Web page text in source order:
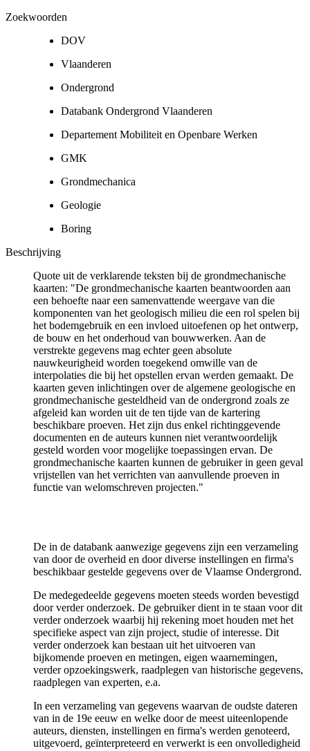
Zoekwoorden
DOV
Vlaanderen
Ondergrond
Databank Ondergrond Vlaanderen
Departement Mobiliteit en Openbare Werken
GMK
Grondmechanica
Geologie
Boring
Beschrijving
Quote uit de verklarende teksten bij de grondmechanische
kaarten: "De grondmechanische kaarten beantwoorden aan
een behoefte naar een samenvattende weergave van die
komponenten van het geologisch milieu die een rol spelen bij
het bodemgebruik en een invloed uitoefenen op het ontwerp,
de bouw en het onderhoud van bouwwerken. Aan de
verstrekte gegevens mag echter geen absolute
nauwkeurigheid worden toegekend omwille van de
interpolaties die bij het opstellen ervan werden gemaakt. De
kaarten geven inlichtingen over de algemene geologische en
grondmechanische gesteldheid van de ondergrond zoals ze
afgeleid kan worden uit de ten tijde van de kartering
beschikbare proeven. Het zijn dus enkel richtinggevende
documenten en de auteurs kunnen niet verantwoordelijk
gesteld worden voor mogelijke toepassingen ervan. De
grondmechanische kaarten kunnen de gebruiker in geen geval
vrijstellen van het verrichten van aanvullende proeven in
functie van welomschreven projecten."
De in de databank aanwezige gegevens zijn een verzameling
van door de overheid en door diverse instellingen en firma's
beschikbaar gestelde gegevens over de Vlaamse Ondergrond.
De medegedeelde gegevens moeten steeds worden bevestigd
door verder onderzoek. De gebruiker dient in te staan voor dit
verder onderzoek waarbij hij rekening moet houden met het
specifieke aspect van zijn project, studie of interesse. Dit
verder onderzoek kan bestaan uit het uitvoeren van
bijkomende proeven en metingen, eigen waarnemingen,
verder opzoekingswerk, raadplegen van historische gegevens,
raadplegen van experten, e.a.
In een verzameling van gegevens waarvan de oudste dateren
van in de 19e eeuw en welke door de meest uiteenlopende
auteurs, diensten, instellingen en firma's werden genoteerd,
uitgevoerd, geïnterpreteerd en verwerkt is een onvolledigheid